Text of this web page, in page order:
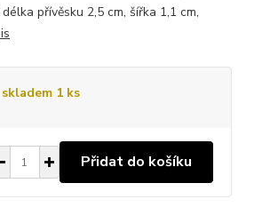
přívěsku 2,5 cm, šířka 1,1 cm,
skladem 1 ks
Přidat do košíku